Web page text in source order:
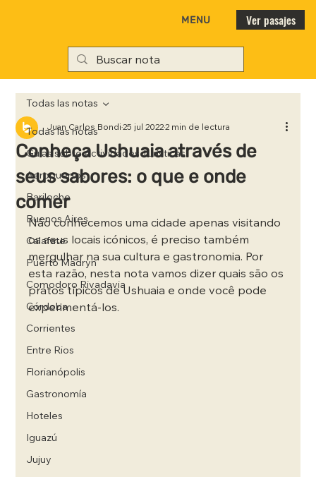
MENU Ver pasajes
Todas las notas
Guías sobre Actividades Turísticas
Aeropuertos
Bariloche
Buenos Aires
Calafate
Puerto Madryn
Comodoro Rivadavia
Córdoba
Corrientes
Entre Rios
Florianópolis
Gastronomía
Hoteles
Iguazú
Jujuy
Todas las notas
Conheça Ushuaia através de
seus sabores: o que e onde
comer
Juan Carlos Bondi25 jul 20222 min de lectura
Não conhecemos uma cidade apenas visitando
os seus locais icónicos, é preciso também
mergulhar na sua cultura e gastronomia. Por
esta razão, nesta nota vamos dizer quais são os
pratos típicos de Ushuaia e onde você pode
experimentá-los.